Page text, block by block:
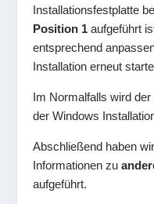
Installationsfestplatte
Position 1 aufgeführt
entsprechend
Installation erneut
Im Normalfalls wird der
der Windows
Abschließend haben
Informationen zu
aufgeführt.